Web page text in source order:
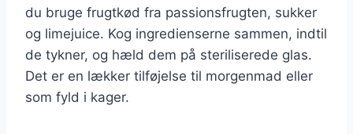
du bruge frugtkød fra passionsfrugten, sukker
og limejuice. Kog ingredienserne sammen, indtil
de tykner, og hæld dem på steriliserede glas.
Det er en lækker tilføjelse til morgenmad eller
som fyld i kager.